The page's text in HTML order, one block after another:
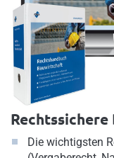
Die wichtigsten